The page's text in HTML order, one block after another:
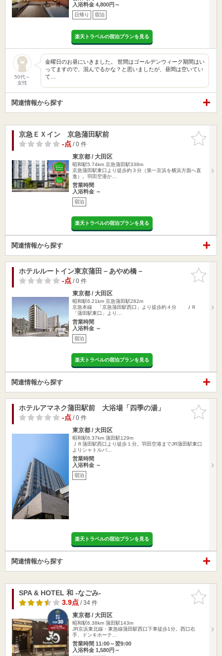
入浴料金 4,800円～
日帰り 宿泊
楽天トラベルの宿泊プランを見る
50代～
女性
金曜日のお昼にいきました。 世間はゴールデンウィーク期間はい
ってますので、混んでるかな？と思いましたが、昼間は空いてい
て…
関連情報から探す
お気に入
りに追加
京急ＥＸイン 京急蒲田駅前
-点/ 0 件
東京都 / 大田区
昭和駅5.74km 京急蒲田駅338m
京急蒲田駅東口より徒歩約３分（第一京浜を横浜方面へ直
進）。羽田空港か…
営業時間
入浴料金 ～
宿泊
楽天トラベルの宿泊プランを見る
関連情報から探す
お気に入
りに追加
ホテルルートイン東京蒲田－あやめ橋－
-点/ 0 件
東京都 / 大田区
昭和駅6.21km 京急蒲田駅282m
京急本線 「京急蒲田駅西口」より徒歩約４分 ＪＲ
「蒲田駅東口」より…
営業時間
入浴料金 ～
宿泊
楽天トラベルの宿泊プランを見る
関連情報から探す
お気に入
りに追加
ホテルアマネク蒲田駅前 大浴場「四季の湯」
-点/ 0 件
東京都 / 大田区
昭和駅6.37km 蒲田駅129m
ＪＲ蒲田駅西口より徒歩１分。羽田空港までJR蒲田駅東口
よりシャトルバ…
営業時間
入浴料金 ～
宿泊
楽天トラベルの宿泊プランを見る
関連情報から探す
お気に入
りに追加
SPA & HOTEL 和 -なごみ-
3.9点/ 34 件
東京都 / 大田区
昭和駅6.38km 蒲田駅143m
JR京浜東北線・東急線蒲田駅西口下車徒歩1分。西口右
手、ドンキホーテ…
営業時間 11:00～翌9:00
入浴料金 1,580円～